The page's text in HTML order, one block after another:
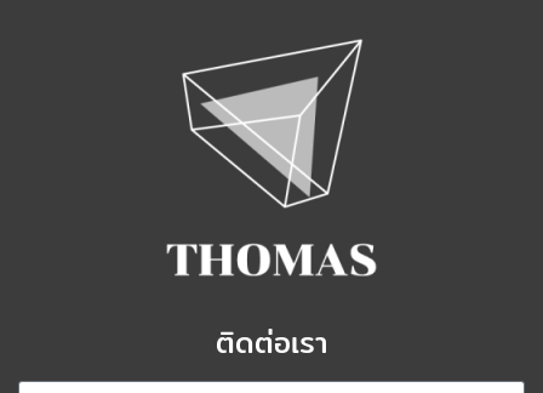
ติดต่อเรา